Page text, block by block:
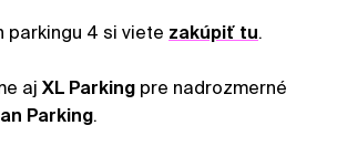
parkingu 4 si viete zakúpiť tu.
aj XL Parking pre nadrozmerné
Parking.